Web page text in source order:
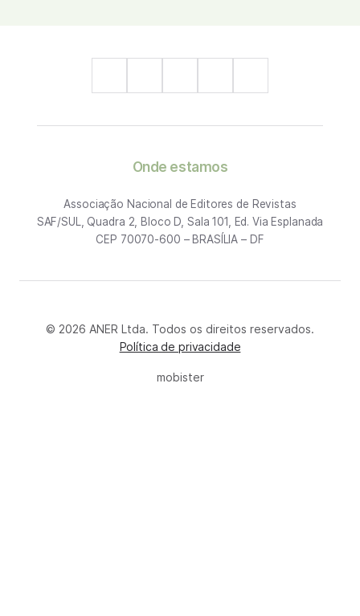
Onde estamos
Associação Nacional de Editores de Revistas
SAF/SUL, Quadra 2, Bloco D, Sala 101, Ed. Via Esplanada
CEP 70070-600 – BRASÍLIA – DF
© 2026 ANER Ltda. Todos os direitos reservados.
Política de privacidade
mobister